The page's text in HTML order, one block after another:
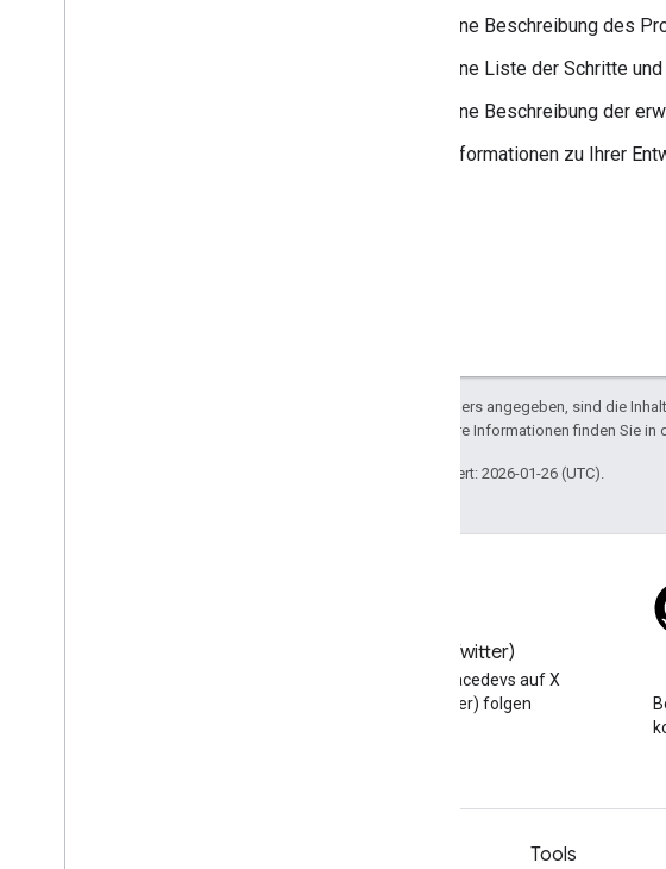
Eine Beschreibung des
Eine Liste der Schritte
Eine Beschreibung der
Informationen zu Ihrer
Sofern nicht anders angegeben, sind die
lizenziert. Weitere Informationen finden Sie in
Zuletzt aktualisiert: 2026-01-26 (UTC).
X (Twitter)
@workspacedevs auf X
(Twitter) folgen
Tools